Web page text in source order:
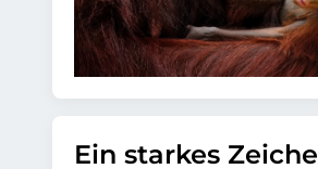
Ein starkes